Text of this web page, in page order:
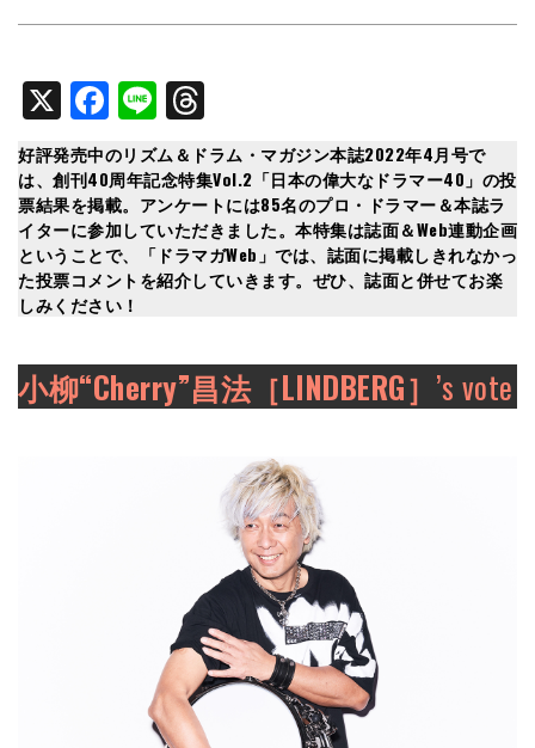
X Facebook
Line
好評発売中のリズム＆ドラム・マガジン本誌2022年4月号で
は、創刊40周年記念特集Vol.2「日本の偉大なドラマー40」の投
票結果を掲載。アンケートには85名のプロ・ドラマー＆本誌ラ
イターに参加していただきました。本特集は誌面＆Web連動企画
ということで、
「ドラマガWeb」 では、誌面に掲載しきれなかっ
た投票コメントを紹介していきます。ぜひ、誌面と併せてお楽
しみください！
小柳“Cherry”昌法［LINDBERG］ ’s vote